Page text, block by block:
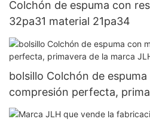
Colchón de espuma con
32pa31 material 21pa34
bolsillo Colchón de espuma con memoria de
compresión perfecta,
JLH, venta al por mayor